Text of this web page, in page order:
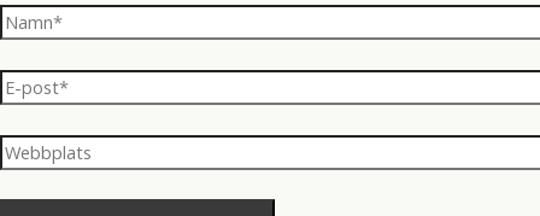
Namn*
E-
post*
Webbplats